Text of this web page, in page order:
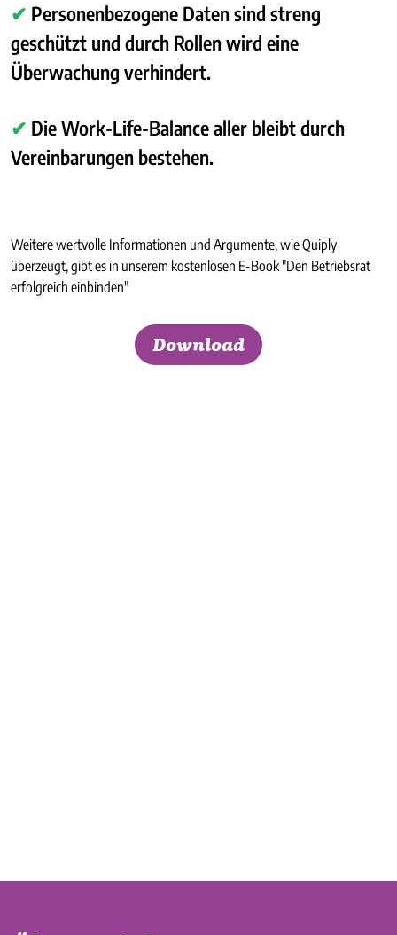
✔ Personenbezogene Daten sind streng
geschützt und durch Rollen wird eine
Überwachung verhindert.
✔ Die Work-Life-Balance aller bleibt durch
Vereinbarungen bestehen.
Weitere wertvolle Informationen und Argumente, wie Quiply
überzeugt, gibt es in unserem kostenlosen E-Book "Den Betriebsrat
erfolgreich einbinden"
Download